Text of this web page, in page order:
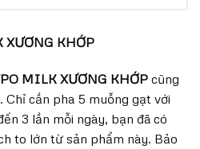
XƯƠNG KHỚP
MILK XƯƠNG KHỚP cũng
Chỉ cần pha 5 muỗng gạt với
3 lần mỗi ngày, bạn đã có
to lớn từ sản phẩm này. Bảo